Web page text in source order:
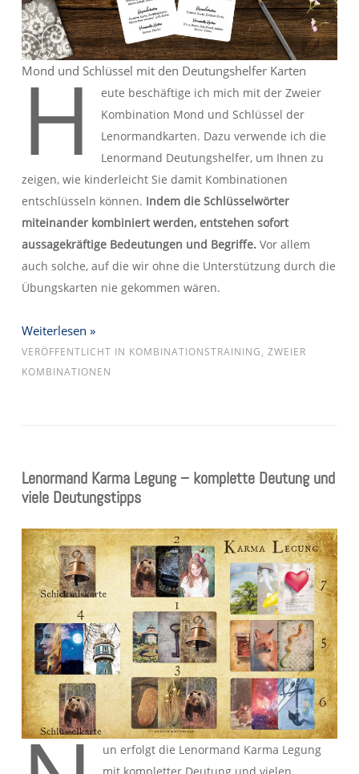
Mond und Schlüssel mit den Deutungshelfer Karten
H
eute beschäftige ich mich mit der Zweier
Kombination Mond und Schlüssel der
Lenormandkarten. Dazu verwende ich die
Lenormand Deutungshelfer, um Ihnen zu
zeigen, wie kinderleicht Sie damit Kombinationen
entschlüsseln können. Indem die Schlüsselwörter
miteinander kombiniert werden, entstehen sofort
aussagekräftige Bedeutungen und Begriffe. Vor allem
auch solche, auf die wir ohne die Unterstützung durch die
Übungskarten nie gekommen wären.
Weiterlesen »
VERÖFFENTLICHT IN KOMBINATIONSTRAINING, ZWEIER
KOMBINATIONEN
Lenormand Karma Legung – komplette Deutung und
viele Deutungstipps
un erfolgt die Lenormand Karma Legung